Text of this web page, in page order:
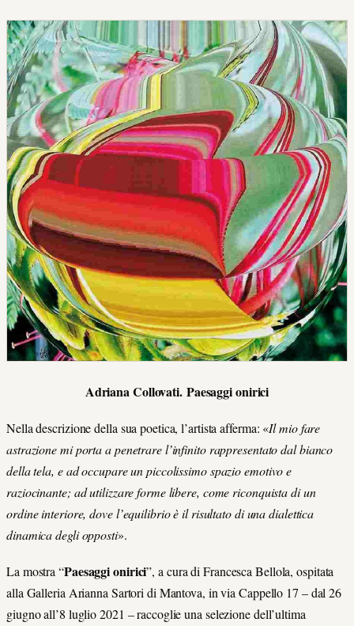
Adriana Collovati. Paesaggi onirici
Nella descrizione della sua poetica, l’artista afferma: «Il mio fare
astrazione mi porta a penetrare l’infinito rappresentato dal bianco
della tela, e ad occupare un piccolissimo spazio emotivo e
raziocinante; ad utilizzare forme libere, come riconquista di un
ordine interiore, dove l’equilibrio è il risultato di una dialettica
dinamica degli opposti».
La mostra “Paesaggi onirici”, a cura di Francesca Bellola, ospitata
alla Galleria Arianna Sartori di Mantova, in via Cappello 17 – dal 26
giugno all’8 luglio 2021 – raccoglie una selezione dell’ultima